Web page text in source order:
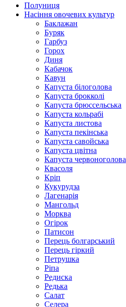
Полуниця
Насіння овочевих культур
Баклажан
Буряк
Гарбуз
Горох
Диня
Кабачок
Кавун
Капуста білоголова
Капуста брокколі
Капуста брюссельська
Капуста кольрабі
Капуста листова
Капуста пекінська
Капуста савойська
Капуста цвітна
Капуста червоноголова
Квасоля
Кріп
Кукурудза
Лагенарія
Мангольд
Морква
Огірок
Патисон
Перець болгарський
Перець гіркий
Петрушка
Ріпа
Редиска
Редька
Салат
Селера